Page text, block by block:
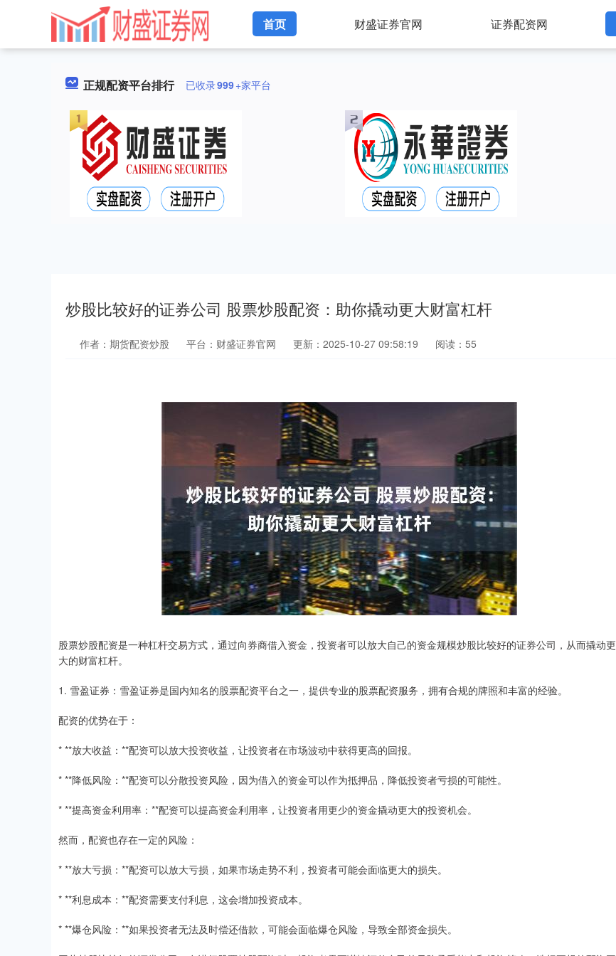
首页 财盛证券官网 证券配资网
正规配资平台排行 已收录999+家平台
炒股比较好的证券公司 股票炒股配资：助你撬动更大财富杠杆
作者：期货配资炒股 平台：财盛证券官网 更新：2025-10-27 09:58:19 阅读：55
股票炒股配资是一种杠杆交易方式，通过向券商借入资金，投资者可以放大自己的资金规模炒股比较好的证券公司，从而撬动更
大的财富杠杆。
1. 雪盈证券：雪盈证券是国内知名的股票配资平台之一，提供专业的股票配资服务，拥有合规的牌照和丰富的经验。
配资的优势在于：
* **放大收益：**配资可以放大投资收益，让投资者在市场波动中获得更高的回报。
* **降低风险：**配资可以分散投资风险，因为借入的资金可以作为抵押品，降低投资者亏损的可能性。
* **提高资金利用率：**配资可以提高资金利用率，让投资者用更少的资金撬动更大的投资机会。
然而，配资也存在一定的风险：
* **放大亏损：**配资可以放大亏损，如果市场走势不利，投资者可能会面临更大的损失。
* **利息成本：**配资需要支付利息，这会增加投资成本。
* **爆仓风险：**如果投资者无法及时偿还借款，可能会面临爆仓风险，导致全部资金损失。